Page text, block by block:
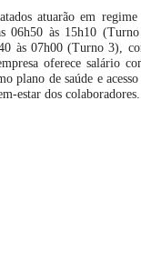
atuarão em
06h50 às 15h10
às 07h00 (Turno 3),
oferece salário
plano de saúde e
estar dos colaboradores.